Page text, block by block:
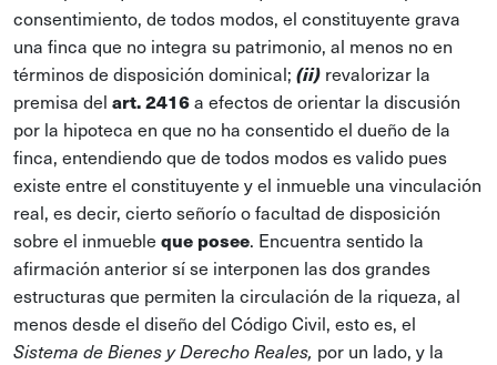
consentimiento, de todos modos, el constituyente grava
una finca que no integra su patrimonio, al menos no en
términos de disposición dominical; (ii) revalorizar la
premisa del art. 2416a efectos de orientar la discusión
por la hipoteca en que no ha consentido el dueño de la
finca, entendiendo que de todos modos es valido pues
existe entre el constituyente y el inmueble una vinculación
real, es decir, cierto señorío o facultad de disposición
sobre el inmueble que posee. Encuentra sentido la
afirmación anterior sí se interponen las dos grandes
estructuras que permiten la circulación de la riqueza, al
menos desde el diseño del Código Civil, esto es, el
Sistema de Bienes y Derecho Reales, por un lado, y la